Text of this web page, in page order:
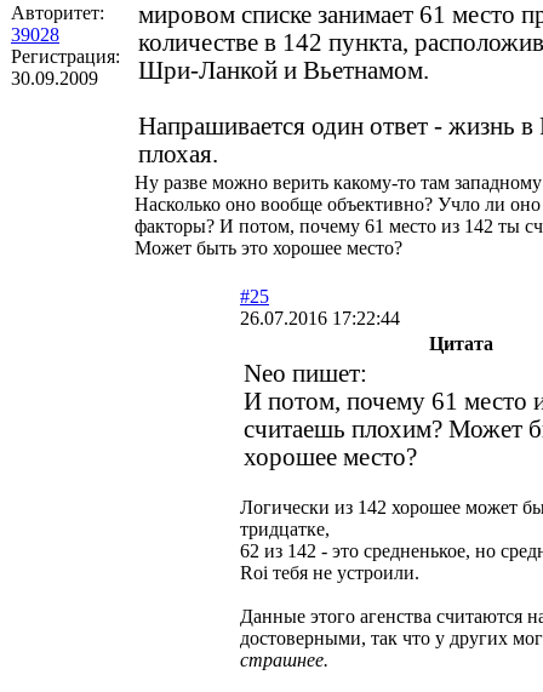
Авторитет:
39028
Регистрация:
30.09.2009
мировом списке занимает 61 место
количестве в 142 пункта,
Шри-Ланкой и Вьетнамом.
Напрашивается один ответ - жизнь в
плохая.
Ну разве можно верить какому-то там западному
Насколько оно вообще объективно? Учло ли
факторы? И потом, почему 61 место из 142 ты
Может быть это хорошее место?
#25
26.07.2016 17:22:44
Цитата
Neo пишет:
И потом, почему 61 место
считаешь плохим? Может
хорошее место?
Логически из 142 хорошее может
тридцатке,
62 из 142 - это средненькое, но
Roi тебя не устроили.
Данные этого агенства считаются
достоверными, так что у других
страшнее.